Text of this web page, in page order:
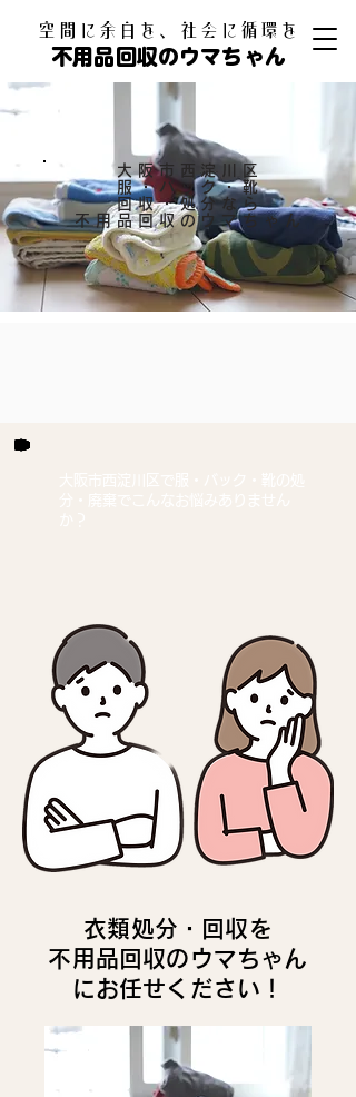
​空間に余白を、社会に循環を
不用品回収のウマちゃん
大阪市西淀川区
服・バック・靴
回収・処分なら
​不用品回収のウマちゃん
衣類処分・回収を
不用品回収のウマちゃん
にお任せください！